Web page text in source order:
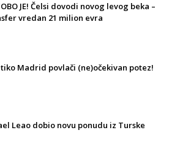
ЈЕ! Čelsi dovodi novog levog beka –
vredan 21 milion evra
Madrid povlači (ne)očekivan potez!
Leao dobio novu ponudu iz Turske